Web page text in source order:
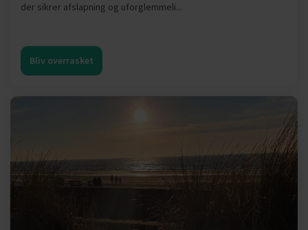
der sikrer afslapning og uforglemmeli...
Bliv overrasket